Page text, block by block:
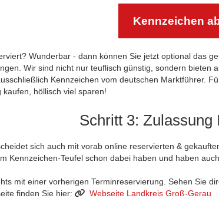
Kennzeichen
Wunderbar - dann können Sie jetzt optional das
Wir sind nicht nur teuflisch günstig, sondern
Kennzeichen vom deutschen Marktführer.
höllisch viel sparen!
Schritt 3:
sich auch mit vorab online reservierten &
Kennzeichen-Teufel schon dabei haben und haben
mit einer vorherigen Terminreservierung. Sehen Sie
finden Sie hier:
Webseite Landkreis Groß-Gerau